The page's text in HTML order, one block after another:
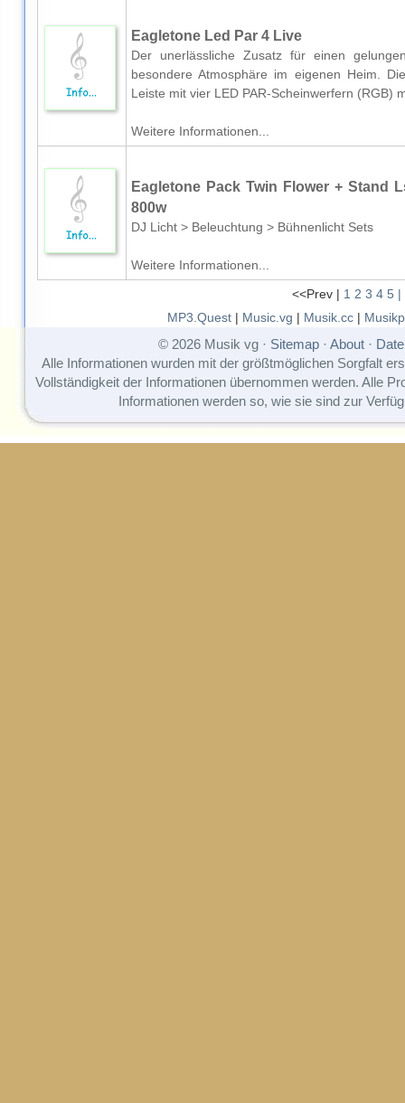
Eagletone Led Par 4 Live
Der unerlässliche Zusatz für einen
besondere Atmosphäre im eigenen Heim.
Leiste mit vier LED PAR-Scheinwerfern (RGB)
Weitere Informationen...
Eagletone Pack Twin Flower + Stand
800w
DJ Licht > Beleuchtung > Bühnenlicht Sets
Weitere Informationen...
<<Prev | 1 2 3 4 5 |
MP3.Quest| Music.vg | Musik.cc|
© 2026 Musik vg · Sitemap· About·
Alle Informationen wurden mit der größtmöglichen Sorgfalt
Vollständigkeit der Informationen übernommen werden. Alle
Informationen werden so, wie sie sind zur